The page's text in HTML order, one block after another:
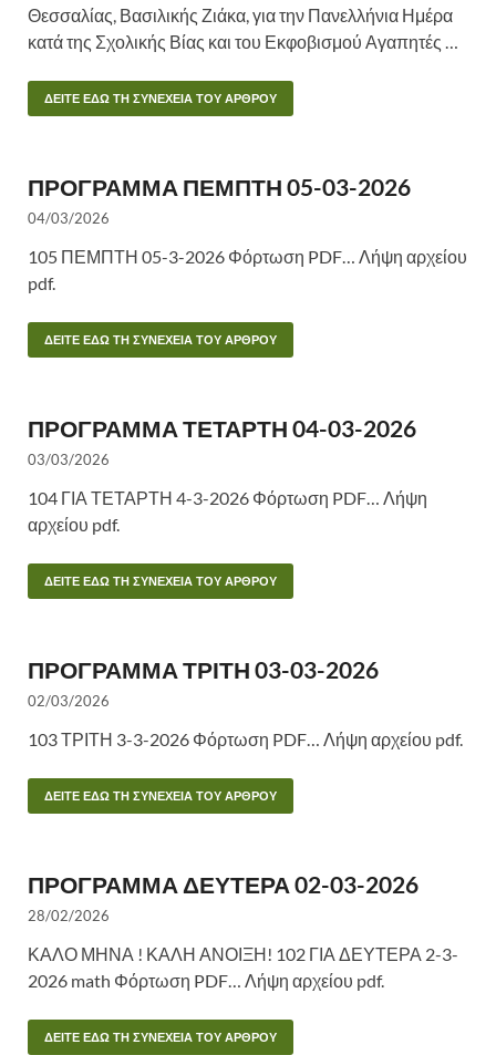
Θεσσαλίας, Βασιλικής Ζιάκα, για την Πανελλήνια Ημέρα
κατά της Σχολικής Βίας και του Εκφοβισμού Αγαπητές …
ΔΕΙΤΕ ΕΔΩ ΤΗ ΣΥΝΕΧΕΙΑ ΤΟΥ ΑΡΘΡΟΥ
ΠΡΟΓΡΑΜΜΑ ΠΕΜΠΤΗ 05-03-2026
04/03/2026
105 ΠΕΜΠΤΗ 05-3-2026 Φόρτωση PDF… Λήψη αρχείου
pdf.
ΔΕΙΤΕ ΕΔΩ ΤΗ ΣΥΝΕΧΕΙΑ ΤΟΥ ΑΡΘΡΟΥ
ΠΡΟΓΡΑΜΜΑ ΤΕΤΑΡΤΗ 04-03-2026
03/03/2026
104 ΓΙΑ ΤΕΤΑΡΤΗ 4-3-2026 Φόρτωση PDF… Λήψη
αρχείου pdf.
ΔΕΙΤΕ ΕΔΩ ΤΗ ΣΥΝΕΧΕΙΑ ΤΟΥ ΑΡΘΡΟΥ
ΠΡΟΓΡΑΜΜΑ ΤΡΙΤΗ 03-03-2026
02/03/2026
103 ΤΡΙΤΗ 3-3-2026 Φόρτωση PDF… Λήψη αρχείου pdf.
ΔΕΙΤΕ ΕΔΩ ΤΗ ΣΥΝΕΧΕΙΑ ΤΟΥ ΑΡΘΡΟΥ
ΠΡΟΓΡΑΜΜΑ ΔΕΥΤΕΡΑ 02-03-2026
28/02/2026
ΚΑΛΟ ΜΗΝΑ ! ΚΑΛΗ ΑΝΟΙΞΗ! 102 ΓΙΑ ΔΕΥΤΕΡΑ 2-3-
2026 math Φόρτωση PDF… Λήψη αρχείου pdf.
ΔΕΙΤΕ ΕΔΩ ΤΗ ΣΥΝΕΧΕΙΑ ΤΟΥ ΑΡΘΡΟΥ